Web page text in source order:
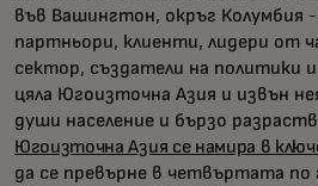
във Вашингтон, окръг Колумбия -
партньори, клиенти, лидери от
сектор, създатели на политики
цяла Югоизточна Азия и извън
души население и бързо
Югоизточна Азия се намира в
да се превърне в четвъртата по